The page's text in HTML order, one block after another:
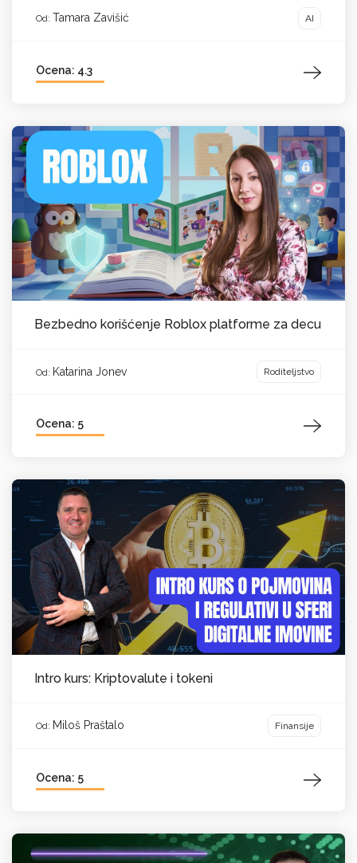
Od: Tamara Zavišić AI
Ocena: 4.3
Bezbedno korišćenje Roblox platforme za decu
Od: Katarina Jonev Roditeljstvo
Ocena: 5
Intro kurs: Kriptovalute i tokeni
Od: Miloš Praštalo Finansije
Ocena: 5